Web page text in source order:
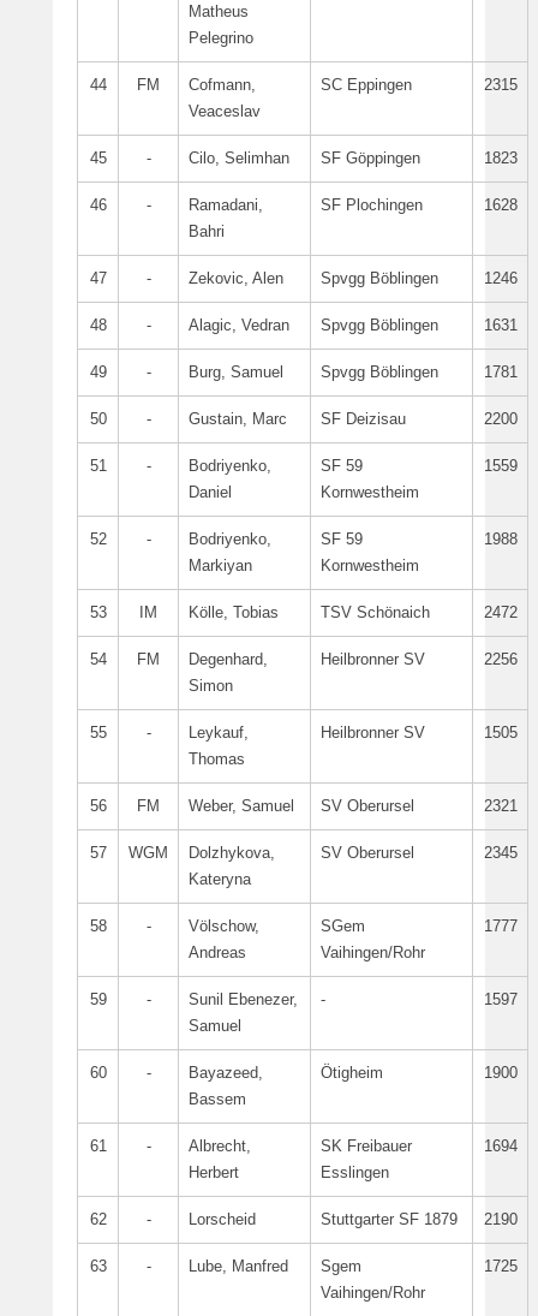
Matheus
Pelegrino
44 FM
Cofmann,
Veaceslav
SC Eppingen 2315
45 - Cilo, Selimhan SF Göppingen 1823
46 -
Ramadani,
Bahri
SF Plochingen 1628
47 - Zekovic, Alen Spvgg Böblingen 1246
48 - Alagic, Vedran Spvgg Böblingen 1631
49 - Burg, Samuel Spvgg Böblingen 1781
50 - Gustain, Marc SF Deizisau 2200
51 -
Bodriyenko,
Daniel
SF 59
Kornwestheim
1559
52 -
Bodriyenko,
Markiyan
SF 59
Kornwestheim
1988
53 IM Kölle, Tobias TSV Schönaich 2472
54 FM
Degenhard,
Simon
Heilbronner SV 2256
55 -
Leykauf,
Thomas
Heilbronner SV 1505
56 FM Weber, Samuel SV Oberursel 2321
57 WGM
Dolzhykova,
Kateryna
SV Oberursel 2345
58 -
Völschow,
Andreas
SGem
Vaihingen/Rohr
1777
59 -
Sunil Ebenezer,
Samuel
- 1597
60 -
Bayazeed,
Bassem
Ötigheim 1900
61 -
Albrecht,
Herbert
SK Freibauer
Esslingen
1694
62 - Lorscheid Stuttgarter SF 1879 2190
63 - Lube, Manfred
Sgem
Vaihingen/Rohr
1725